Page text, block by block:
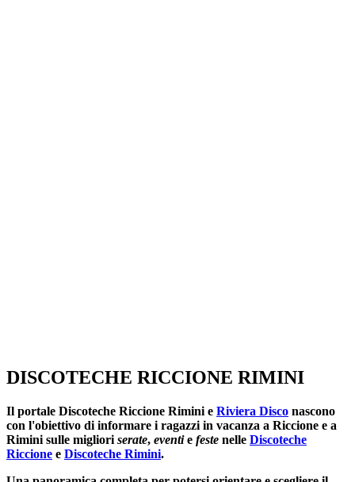
DISCOTECHE RICCIONE RIMINI
Il portale Discoteche Riccione Rimini e Riviera Disco nascono
con l'obiettivo di informare i ragazzi in vacanza a Riccione e a
Rimini sulle migliori serate, eventie feste nelle Discoteche
Riccione e Discoteche Rimini.